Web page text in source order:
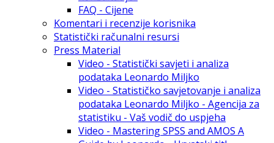
FAQ - Cijene
Komentari i recenzije korisnika
Statistički računalni resursi
Press Material
Video - Statistički savjeti i analiza
podataka Leonardo Miljko
Video - Statističko savjetovanje i analiza
podataka Leonardo Miljko - Agencija za
statistiku - Vaš vodič do uspjeha
Video - Mastering SPSS and AMOS A